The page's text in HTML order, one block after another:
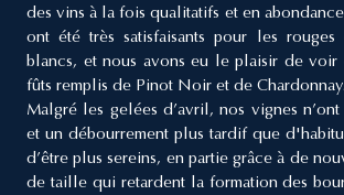
des vins à la fois qualitatifs et en
ont été très satisfaisants pour les
blancs, et nous avons eu le plaisir de voir
fûts remplis de Pinot Noir et de Chardonnay.
Malgré les gelées d’avril, nos vignes
et un débourrement plus tardif que
d’être plus sereins, en partie grâce à de
de taille qui retardent la formation des